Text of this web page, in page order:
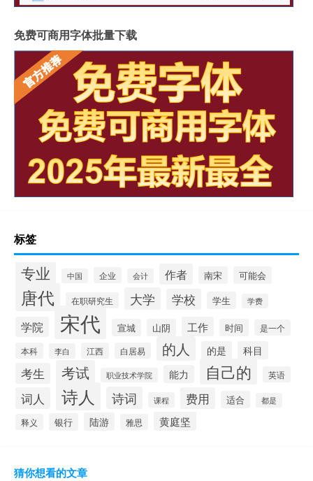
免费可商用字体批量下载
标签
专业 中国 企业 会计 作者 南宋 可能会
唐代 在职研究生 大学 学校 学生 学费
学院 宋代 宣城 山阴 工作 时间
是一个
本科
李白 江西 白居易 的人 的是 科目
考生 考试 职业技术学院 能力 自己的 英语
词人 诗人 诗词 课程 费用 适合 都是
释义 银行 陆游 雅思 黄庭坚
猜你想看的文章